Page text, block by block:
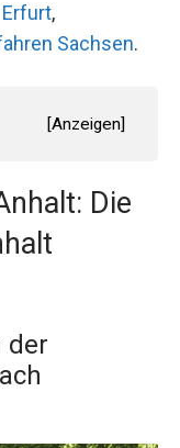
,
Sachsen.
[Anzeigen]
Die
der